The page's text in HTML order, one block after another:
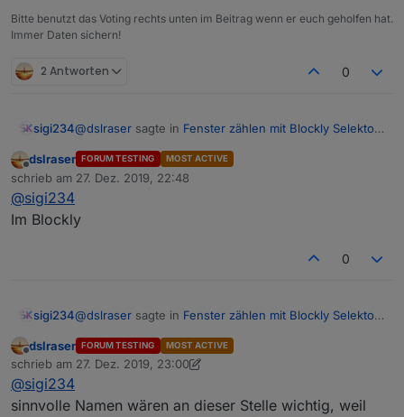
Bitte benutzt das Voting rechts unten im Beitrag wenn er euch geholfen hat.
Immer Daten sichern!
2 Antworten 0
sigi234@dslraser sagte in Fenster zählen mit Blockly Selektor
@sigi234
Offline
dslraser FORUM TESTING MOST ACTIVE
schrieb am 27. Dez. 2019, 22:48
zuletzt editiert von
@sigi234
Im Blockly
0
sigi234@dslraser sagte in Fenster zählen mit Blockly Selektor
@sigi234
steht Steckdosen
Offline
dslraser FORUM TESTING MOST ACTIVE
schrieb am 27. Dez. 2019, 23:00
zuletzt editiert von dslraser
@sigi234
sinnvolle Namen wären an dieser Stelle wichtig, weil